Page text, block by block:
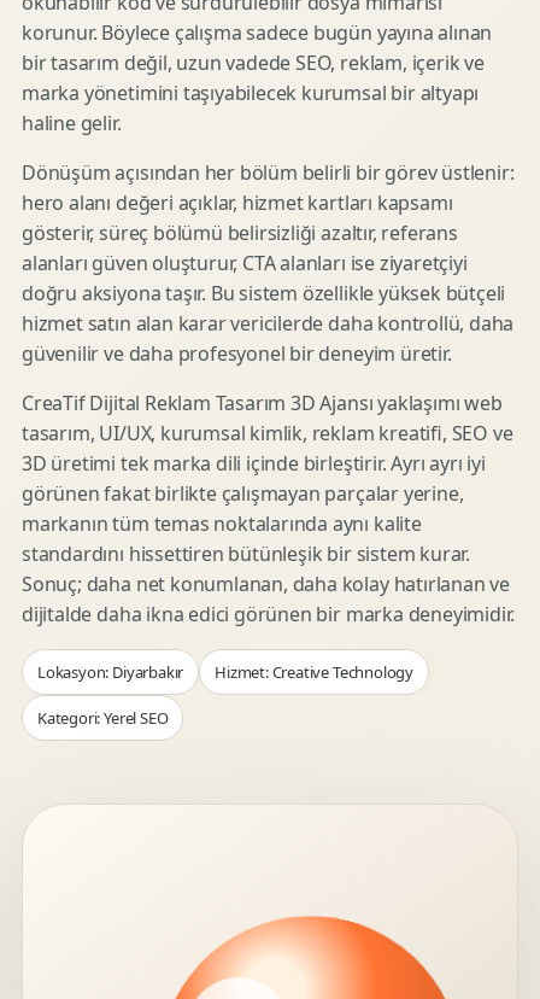
korunur. Böylece çalışma sadece bugün yayına alınan
bir tasarım değil, uzun vadede SEO, reklam, içerik ve
marka yönetimini taşıyabilecek kurumsal bir altyapı
haline gelir.
Dönüşüm açısından her bölüm belirli bir görev üstlenir:
hero alanı değeri açıklar, hizmet kartları kapsamı
gösterir, süreç bölümü belirsizliği azaltır, referans
alanları güven oluşturur, CTA alanları ise ziyaretçiyi
doğru aksiyona taşır. Bu sistem özellikle yüksek bütçeli
hizmet satın alan karar vericilerde daha kontrollü, daha
güvenilir ve daha profesyonel bir deneyim üretir.
CreaTif Dijital Reklam Tasarım 3D Ajansı yaklaşımı web
tasarım, UI/UX, kurumsal kimlik, reklam kreatifi, SEO ve
3D üretimi tek marka dili içinde birleştirir. Ayrı ayrı iyi
görünen fakat birlikte çalışmayan parçalar yerine,
markanın tüm temas noktalarında aynı kalite
standardını hissettiren bütünleşik bir sistem kurar.
Sonuç; daha net konumlanan, daha kolay hatırlanan ve
dijitalde daha ikna edici görünen bir marka deneyimidir.
Lokasyon: Diyarbakır Hizmet: Creative Technology
Kategori: Yerel SEO